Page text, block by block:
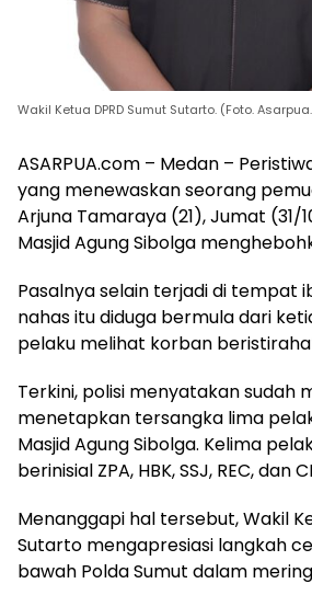
Wakil Ketua DPRD Sumut Sutarto. (Foto.
ASARPUA.com – Medan –
yang menewaskan seorang
Arjuna Tamaraya (21), Jumat (31/
Masjid Agung Sibolga
Pasalnya selain terjadi di tempat
nahas itu diduga bermula dari
pelaku melihat korban
Terkini, polisi menyatakan sudah
menetapkan tersangka lima
Masjid Agung Sibolga. Kelima
berinisial ZPA, HBK, SSJ, REC, dan
Menanggapi hal tersebut, Wakil
Sutarto mengapresiasi langkah
bawah Polda Sumut dalam